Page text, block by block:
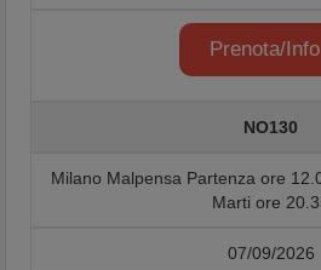
Prenota/Info
NO130
Milano Malpensa Partenza ore
Marti ore
07/09/2026